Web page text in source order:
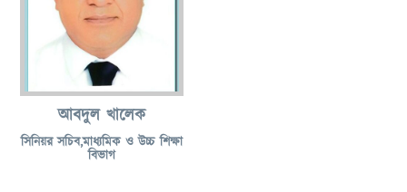
আবদুল খালেক
সিনিয়র সচিব,মাধ্যমিক ও উচ্চ শিক্ষা
বিভাগ